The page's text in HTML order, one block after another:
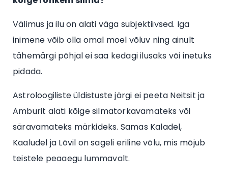
Välimus ja ilu on alati väga subjektiivsed. Iga
inimene võib olla omal moel võluv ning ainult
tähemärgi põhjal ei saa kedagi ilusaks või inetuks
pidada.
Astroloogiliste üldistuste järgi ei peeta Neitsit ja
Amburit alati kõige silmatorkavamateks või
säravamateks märkideks. Samas Kaladel,
Kaaludel ja Lõvil on sageli eriline võlu, mis mõjub
teistele peaaegu lummavalt.